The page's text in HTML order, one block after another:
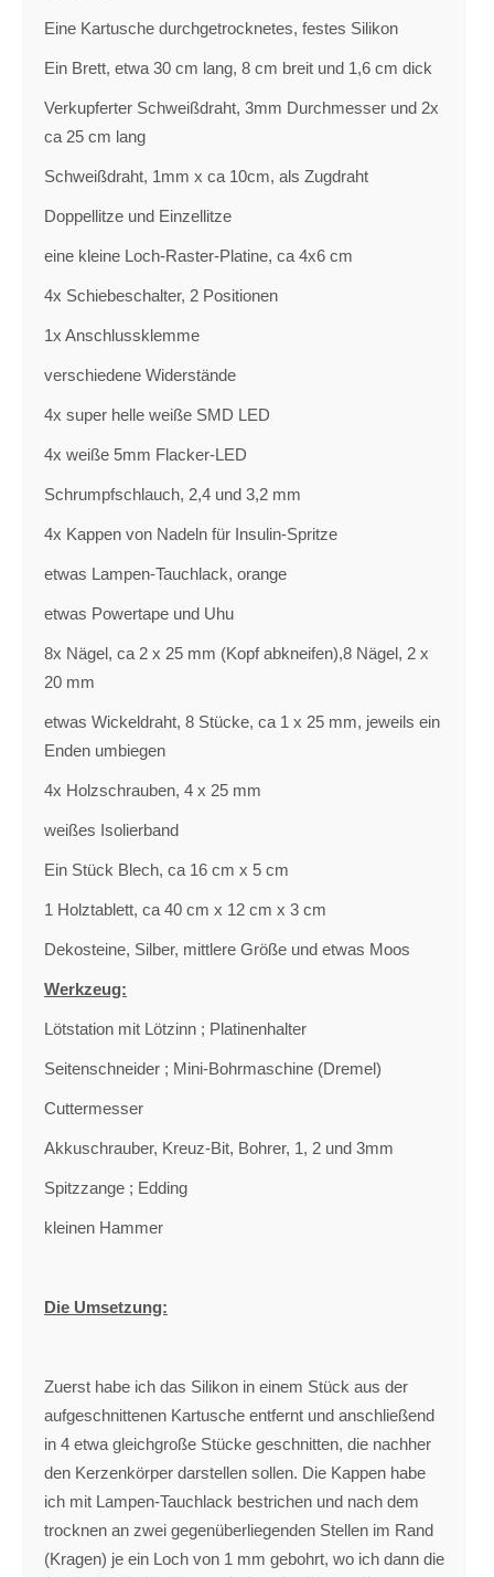
Eine Kartusche durchgetrocknetes, festes Silikon
Ein Brett, etwa 30 cm lang, 8 cm breit und 1,6 cm dick
Verkupferter Schweißdraht, 3mm Durchmesser und 2x
ca 25 cm lang
Schweißdraht, 1mm x ca 10cm, als Zugdraht
Doppellitze und Einzellitze
eine kleine Loch-Raster-Platine, ca 4x6 cm
4x Schiebeschalter, 2 Positionen
1x Anschlussklemme
verschiedene Widerstände
4x super helle weiße SMD LED
4x weiße 5mm Flacker-LED
Schrumpfschlauch, 2,4 und 3,2 mm
4x Kappen von Nadeln für Insulin-Spritze
etwas Lampen-Tauchlack, orange
etwas Powertape und Uhu
8x Nägel, ca 2 x 25 mm (Kopf abkneifen),8 Nägel, 2 x
20 mm
etwas Wickeldraht, 8 Stücke, ca 1 x 25 mm, jeweils ein
Enden umbiegen
4x Holzschrauben, 4 x 25 mm
weißes Isolierband
Ein Stück Blech, ca 16 cm x 5 cm
1 Holztablett, ca 40 cm x 12 cm x 3 cm
Dekosteine, Silber, mittlere Größe und etwas Moos
Werkzeug:
Lötstation mit Lötzinn ; Platinenhalter
Seitenschneider ; Mini-Bohrmaschine (Dremel)
Cuttermesser
Akkuschrauber, Kreuz-Bit, Bohrer, 1, 2 und 3mm
Spitzzange ; Edding
kleinen Hammer
Die Umsetzung:
Zuerst habe ich das Silikon in einem Stück aus der
aufgeschnittenen Kartusche entfernt und anschließend
in 4 etwa gleichgroße Stücke geschnitten, die nachher
den Kerzenkörper darstellen sollen. Die Kappen habe
ich mit Lampen-Tauchlack bestrichen und nach dem
trocknen an zwei gegenüberliegenden Stellen im Rand
(Kragen) je ein Loch von 1 mm gebohrt, wo ich dann die